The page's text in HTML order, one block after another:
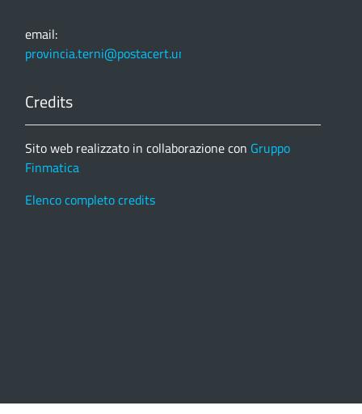
email:
provincia.terni@postacert.umbria.it
Credits
Sito web realizzato in collaborazione con Gruppo
Finmatica
Elenco completo credits